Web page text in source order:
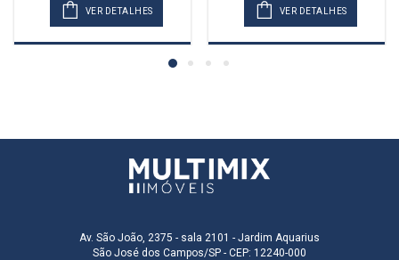
VER DETALHES VER DETALHES
Av. São João, 2375 - sala 2101 - Jardim Aquarius
São José dos Campos/SP - CEP: 12240-000